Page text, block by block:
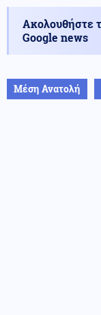
Ακολουθήστε
Google news
Μέση Ανατολή